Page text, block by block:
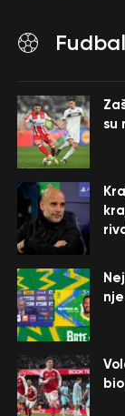
Fudbal
su